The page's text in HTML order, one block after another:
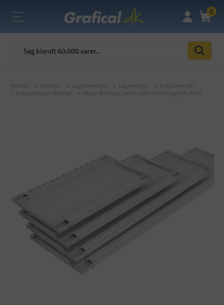
0
Forside Inventar Lagerinventar Lagerreoler
Industrireoler
Industrireoler tilbehør
Hylde Boltless 1300 x 400 mm 250 kg RAL7035